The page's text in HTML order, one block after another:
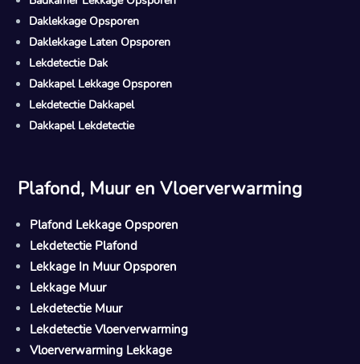
Daklekkage Opsporen
Daklekkage Laten Opsporen
Lekdetectie Dak
Dakkapel Lekkage Opsporen
Lekdetectie Dakkapel
Dakkapel Lekdetectie
Plafond, Muur en Vloerverwarming
Plafond Lekkage Opsporen
Lekdetectie Plafond
Lekkage In Muur Opsporen
Lekkage Muur
Lekdetectie Muur
Lekdetectie Vloerverwarming
Vloerverwarming Lekkage